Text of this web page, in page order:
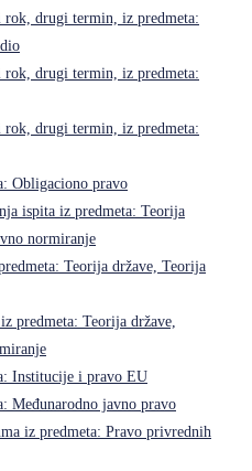
drugi termin, iz predmeta:
drugi termin, iz predmeta:
drugi termin, iz predmeta:
Obligaciono pravo
ispita iz predmeta: Teorija
normiranje
Teorija države, Teorija
predmeta: Teorija države,
Institucije i pravo EU
Međunarodno javno pravo
iz predmeta: Pravo privrednih